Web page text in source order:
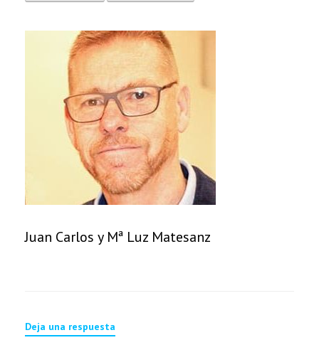
Juan Carlos y Mª Luz Matesanz
Deja una respuesta